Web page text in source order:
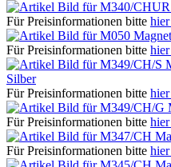
Für Preisinformationen bitte
Für Preisinformationen bitte
Silber
Für Preisinformationen bitte
Für Preisinformationen bitte
Für Preisinformationen bitte